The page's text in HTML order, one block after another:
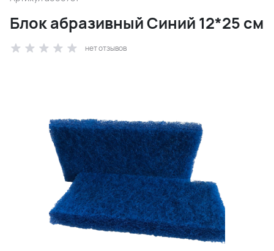
Блок абразивный Синий 12*25 см
нет отзывов